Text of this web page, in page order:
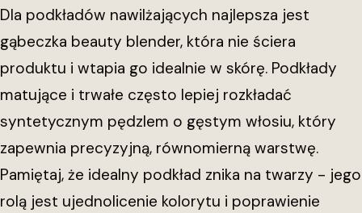
Dla podkładów nawilżających najlepsza jest
gąbeczka beauty blender, która nie ściera
produktu i wtapia go idealnie w skórę. Podkłady
matujące i trwałe często lepiej rozkładać
syntetycznym pędzlem o gęstym włosiu, który
zapewnia precyzyjną, równomierną warstwę.
Pamiętaj, że idealny podkład znika na twarzy - jego
rolą jest ujednolicenie kolorytu i poprawienie